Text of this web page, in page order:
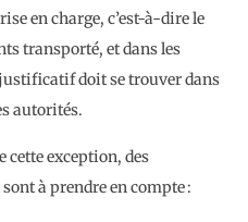
en charge, c’est-à-dire le
transporté, et dans les
doit se trouver dans
autorités.
cette exception, des
à prendre en compte :